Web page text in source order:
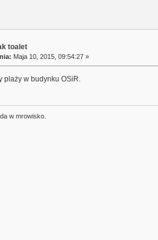
toalet
Maja 10, 2015, 09:54:27 »
plaży w budynku OSiR.
w mrowisko.